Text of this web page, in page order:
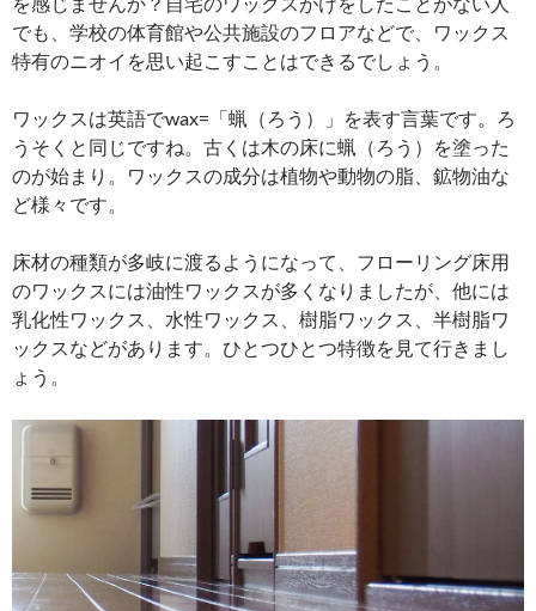
でも、学校の体育館や公共施設のフロアなどで、ワックス
特有のニオイを思い起こすことはできるでしょう。
ワックスは英語でwax=「蝋（ろう）」を表す言葉です。ろ
うそくと同じですね。古くは木の床に蝋（ろう）を塗った
のが始まり。ワックスの成分は植物や動物の脂、鉱物油な
ど様々です。
床材の種類が多岐に渡るようになって、フローリング床用
のワックスには油性ワックスが多くなりましたが、他には
乳化性ワックス、水性ワックス、樹脂ワックス、半樹脂ワ
ックスなどがあります。ひとつひとつ特徴を見て行きまし
ょう。